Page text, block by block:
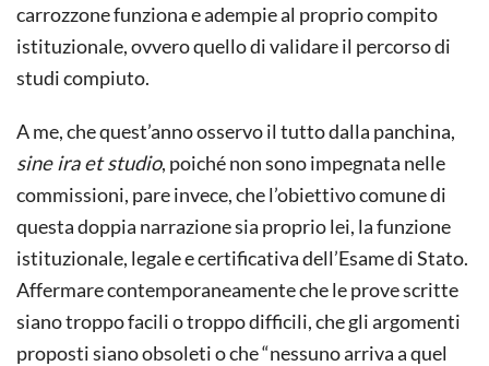
carrozzone funziona e adempie al proprio compito
istituzionale, ovvero quello di validare il percorso di
studi compiuto.
A me, che quest’anno osservo il tutto dalla panchina,
sine ira et studio, poiché non sono impegnata nelle
commissioni, pare invece, che l’obiettivo comune di
questa doppia narrazione sia proprio lei, la funzione
istituzionale, legale e certificativa dell’Esame di Stato.
Affermare contemporaneamente che le prove scritte
siano troppo facili o troppo difficili, che gli argomenti
proposti siano obsoleti o che “nessuno arriva a quel